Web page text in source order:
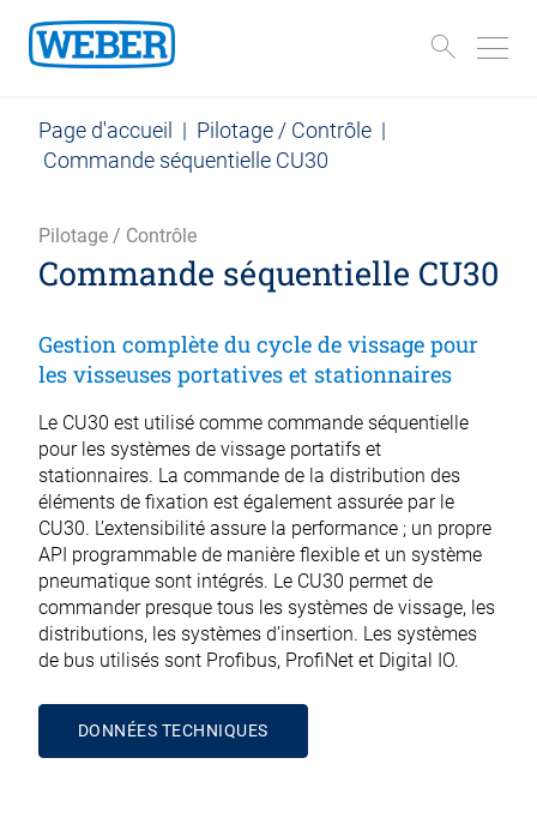
Page d'accueil | Pilotage / Contrôle |
Commande séquentielle CU30
Pilotage / Contrôle
Commande séquentielle CU30
Gestion complète du cycle de vissage pour
les visseuses portatives et stationnaires
Le CU30 est utilisé comme commande séquentielle
pour les systèmes de vissage portatifs et
stationnaires. La commande de la distribution des
éléments de fixation est également assurée par le
CU30. L’extensibilité assure la performance ; un propre
API programmable de manière flexible et un système
pneumatique sont intégrés. Le CU30 permet de
commander presque tous les systèmes de vissage, les
distributions, les systèmes d’insertion. Les systèmes
de bus utilisés sont Profibus, ProfiNet et Digital IO.
DONNÉES TECHNIQUES